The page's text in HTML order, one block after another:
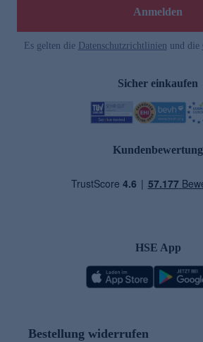
Anmelden
Es gelten die Datenschutzrichtlinien und die
Sicher einkaufen
Kundenbewertung
HSE App
Bestellung widerrufen